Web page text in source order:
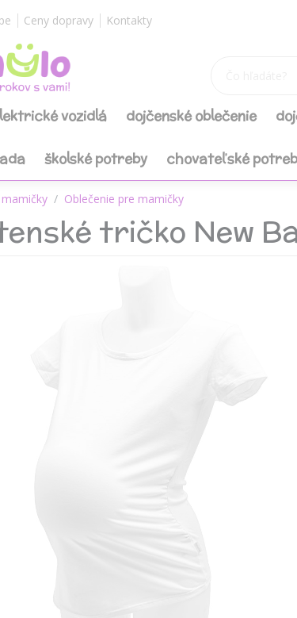
Ceny dopravy Kontakty
vozidlá dojčenské oblečenie
školské potreby chovateľské
mamičky Oblečenie pre mamičky
tričko New